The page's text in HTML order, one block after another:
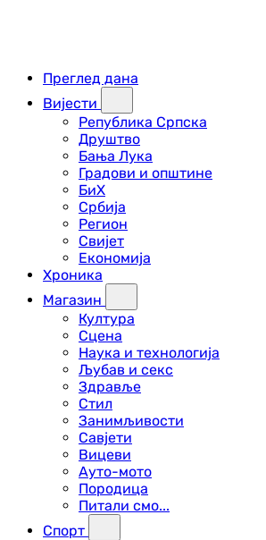
Преглед дана
Вијести
Република Српска
Друштво
Бања Лука
Градови и општине
БиХ
Србија
Регион
Свијет
Економија
Хроника
Магазин
Култура
Сцена
Наука и технологија
Љубав и секс
Здравље
Стил
Занимљивости
Савјети
Вицеви
Ауто-мото
Породица
Питали смо...
Спорт